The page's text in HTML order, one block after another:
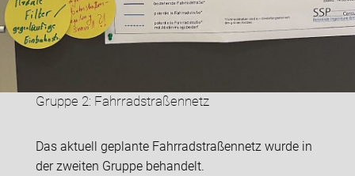
Gruppe 2: Fahrradstraßennetz
Das aktuell geplante Fahrradstraßennetz wurde in
der zweiten Gruppe behandelt.